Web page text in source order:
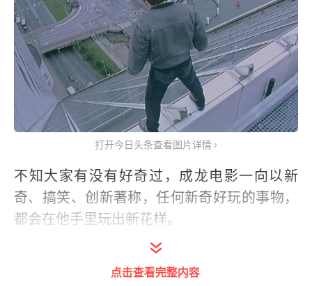
打开今日头条查看图片详情
不知大家有没有好奇过，成龙电影一向以新
奇、搞笑、创新著称，任何新奇好玩的事物，
都会在他手里玩出新花样。
但是去南非拍摄，明明有那么多的狮子、河
马、鳄鱼等动物，却在电影中出现得很少，只
点击查看完整内容